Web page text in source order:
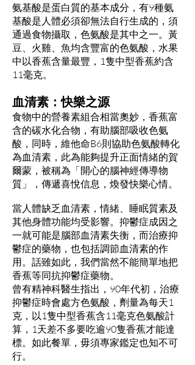
氨基酸是蛋白質的基本成分，有9種氨
基酸是人體必須卻無法自行生成的，須
通過食物攝取，色氨酸是其中之一。黃
豆、火雞、魚均含豐富的色氨酸，水果
中以香蕉含量最豐，1隻中型香蕉約含
11毫克。
血清素：快樂之源
食物中的營養素組合相當奧妙，香蕉富
含的碳水化合物，有助腦部吸收色氨
酸，同時，維他命B6則協助色氨酸轉化
為血清素，此為能夠提升正面情緒的賀
爾蒙，被稱為「開心的腦神經傳導物
質」，傳遞喜悅信息，煥發快樂心情。
當人體缺乏血清素，情緒、睡眠質素及
其他身體功能均受影響。抑鬱症成因之
一就可能是腦部血清素失衡，而治療抑
鬱症的藥物，也包括調節血清素的作
用。話雖如此，我們當然不能簡單地把
香蕉等同抗抑鬱症藥物。
曾有精神科醫生指出，90年代初，治療
抑鬱症時會處方色氨酸，劑量為每天1
克，以1隻中型香蕉含11毫克色氨酸計
算，1天差不多要吃逾90隻香蕉才能達
標。如此餐單，毋須專家鑑定也知不可
行。